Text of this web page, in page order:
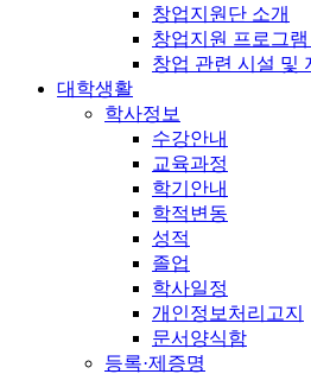
창업지원단 소개
창업지원 프로그램
창업 관련 시설 및
대학생활
학사정보
수강안내
교육과정
학기안내
학적변동
성적
졸업
학사일정
개인정보처리고지
문서양식함
등록·제증명